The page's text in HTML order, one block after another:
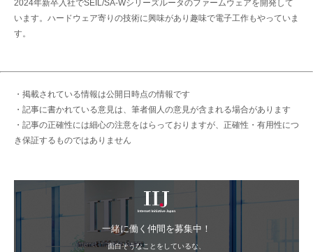
2024年新卒入社でSEIL/SA-Wシリーズルータのファームウェアを開発して
います。ハードウェア寄りの技術に興味があり趣味で電子工作もやっていま
す。
・掲載されている情報は公開日時点の情報です
・記事に書かれている意見は、筆者個人の意見が含まれる場合があります
・記事の正確性には細心の注意をはらっておりますが、正確性・有用性につ
き保証するものではありません
IIJ
一緒に働く仲間を募集中！
面白そうなことをしているな、